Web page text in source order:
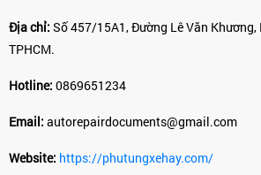
Địa chỉ: Số 457/15A1, Đường Lê Văn Khương,
TPHCM.
Hotline: 0869651234
Email: autorepairdocuments@gmail.com
Website: https://phutungxehay.com/